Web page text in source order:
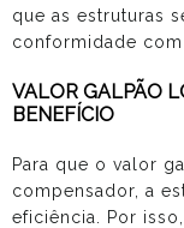
que as estruturas
conformidade com
VALOR GALPÃO
BENEFÍCIO
Para que o valor
compensador, a
eficiência. Por